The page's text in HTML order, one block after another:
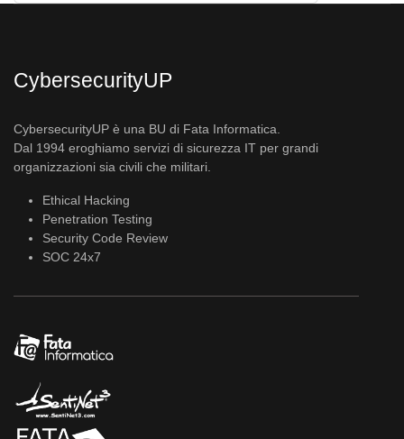
CybersecurityUP
CybersecurityUP è una BU di Fata Informatica.
Dal 1994 eroghiamo servizi di sicurezza IT per grandi
organizzazioni sia civili che militari.
Ethical Hacking
Penetration Testing
Security Code Review
SOC 24x7